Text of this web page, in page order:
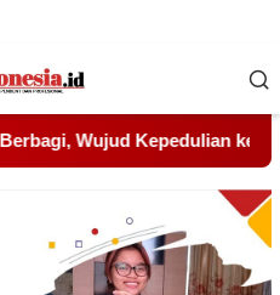
Yatim dan Dhuafa Al-